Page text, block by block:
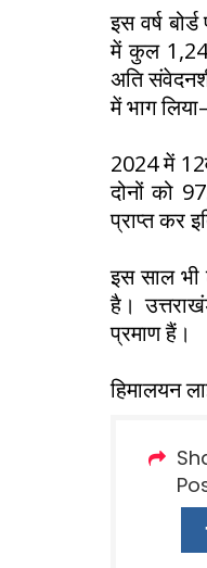
इस वर्ष
में कुल
अति
में भाग
2024 में
दोनों को
प्राप्त कर
इस साल
है।
प्रमाण हैं।
हिमालयन